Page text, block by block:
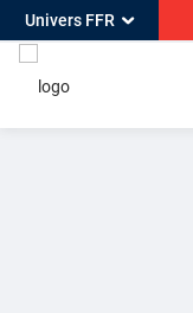
Univers FFR